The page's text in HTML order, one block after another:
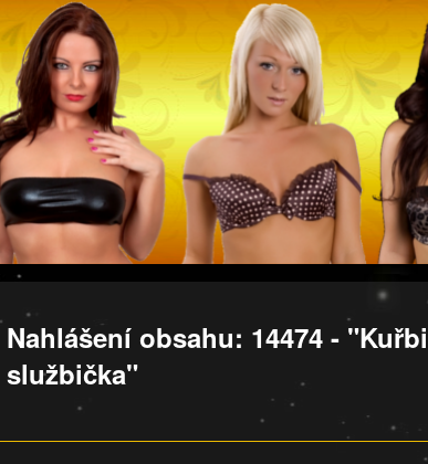
Nahlášení obsahu: 14474 -
službička"